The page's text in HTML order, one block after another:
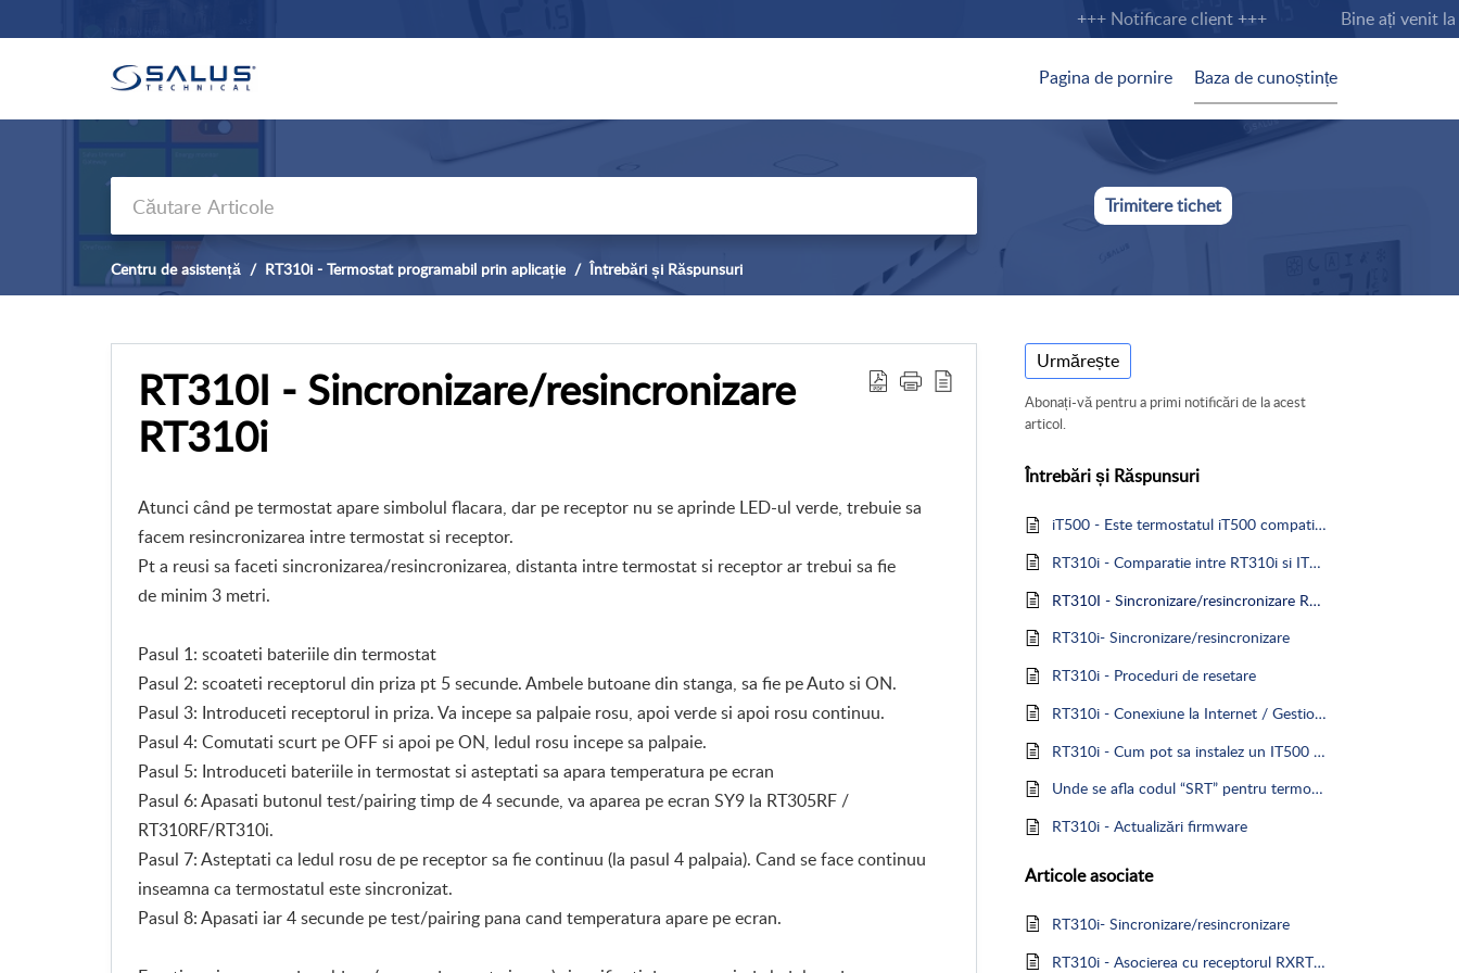
+++ Notificare client +++ Bine ați venit la
Pagina de pornire Baza de cunoștințe
Trimitere tichet
Centru de asistență RT310i - Termostat programabil prin aplicație Întrebări și Răspunsuri
RT310I - Sincronizare/resincronizare
RT310i
Atunci când pe termostat apare simbolul flacara, dar pe receptor nu se aprinde LED-ul verde, trebuie sa
facem resincronizarea intre termostat si receptor.
Pt a reusi sa faceti sincronizarea/resincronizarea, distanta intre termostat si receptor ar trebui sa fie
de minim 3 metri.
Pasul 1: scoateti bateriile din termostat
Pasul 2: scoateti receptorul din priza pt 5 secunde. Ambele butoane din stanga, sa fie pe Auto si ON.
Pasul 3: Introduceti receptorul in priza. Va incepe sa palpaie rosu, apoi verde si apoi rosu continuu.
Pasul 4: Comutati scurt pe OFF si apoi pe ON, ledul rosu incepe sa palpaie.
Pasul 5: Introduceti bateriile in termostat si asteptati sa apara temperatura pe ecran
Pasul 6: Apasati butonul test/pairing timp de 4 secunde, va aparea pe ecran SY9 la RT305RF /
RT310RF/RT310i.
Pasul 7: Asteptati ca ledul rosu de pe receptor sa fie continuu (la pasul 4 palpaia). Cand se face continuu
inseamna ca termostatul este sincronizat.
Pasul 8: Apasati iar 4 secunde pe test/pairing pana cand temperatura apare pe ecran.
Urmărește
Abonați-vă pentru a primi notificări de la acest
articol.
Întrebări și Răspunsuri
iT500 - Este termostatul iT500 compatibil cu Amazon Alexa sau Google Home
RT310i - Comparatie intre RT310i si IT500
RT310I - Sincronizare/resincronizare RT310i
RT310i- Sincronizare/resincronizare
RT310i - Proceduri de resetare
RT310i - Conexiune la Internet / Gestionare dispozitive
RT310i - Cum pot sa instalez un IT500 sau un RT310i care a fost asociat cu alt cont?
Unde se afla codul “SRT” pentru termostatele RT310i?
RT310i - Actualizări firmware
Articoleasociate
RT310i- Sincronizare/resincronizare
RT310i - Asocierea cu receptorul RXRT510